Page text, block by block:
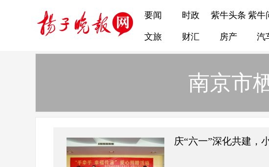
要闻 时政 紫牛头条 紫牛
文旅 财汇 房产 汽
南京市
庆“六一”深化共建，